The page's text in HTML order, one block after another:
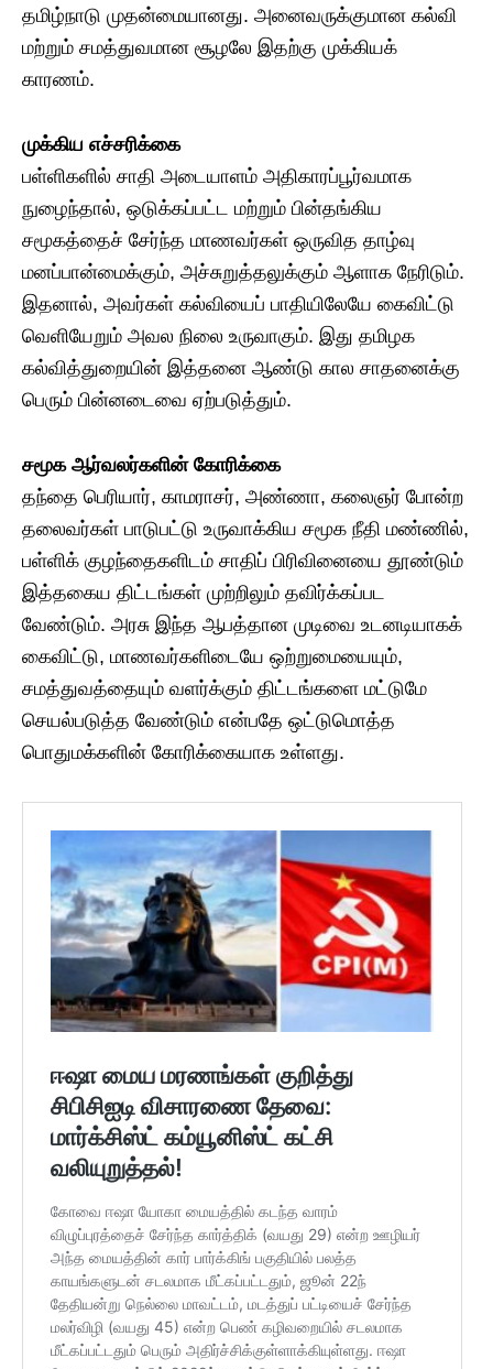
தமிழ்நாடு முதன்மையானது. அனைவருக்குமான கல்வி
மற்றும் சமத்துவமான சூழலே இதற்கு முக்கியக்
காரணம்.
​முக்கிய எச்சரிக்கை
பள்ளிகளில் சாதி அடையாளம் அதிகாரப்பூர்வமாக
நுழைந்தால், ஒடுக்கப்பட்ட மற்றும் பின்தங்கிய
சமூகத்தைச் சேர்ந்த மாணவர்கள் ஒருவித தாழ்வு
மனப்பான்மைக்கும், அச்சுறுத்தலுக்கும் ஆளாக நேரிடும்.
இதனால், அவர்கள் கல்வியைப் பாதியிலேயே கைவிட்டு
வெளியேறும் அவல நிலை உருவாகும். இது தமிழக
கல்வித்துறையின் இத்தனை ஆண்டு கால சாதனைக்கு
பெரும் பின்னடைவை ஏற்படுத்தும்.
​சமூக ஆர்வலர்களின் கோரிக்கை
​தந்தை பெரியார், காமராசர், அண்ணா, கலைஞர் போன்ற
தலைவர்கள் பாடுபட்டு உருவாக்கிய சமூக நீதி மண்ணில்,
பள்ளிக் குழந்தைகளிடம் சாதிப் பிரிவினையை தூண்டும்
இத்தகைய திட்டங்கள் முற்றிலும் தவிர்க்கப்பட
வேண்டும். ​அரசு இந்த ஆபத்தான முடிவை உடனடியாகக்
கைவிட்டு, மாணவர்களிடையே ஒற்றுமையையும்,
சமத்துவத்தையும் வளர்க்கும் திட்டங்களை மட்டுமே
செயல்படுத்த வேண்டும் என்பதே ஒட்டுமொத்த
பொதுமக்களின் கோரிக்கையாக உள்ளது.